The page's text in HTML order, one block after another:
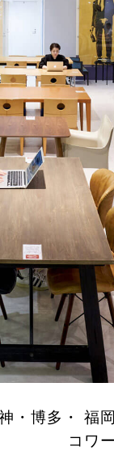
・博多・ 福
コワ